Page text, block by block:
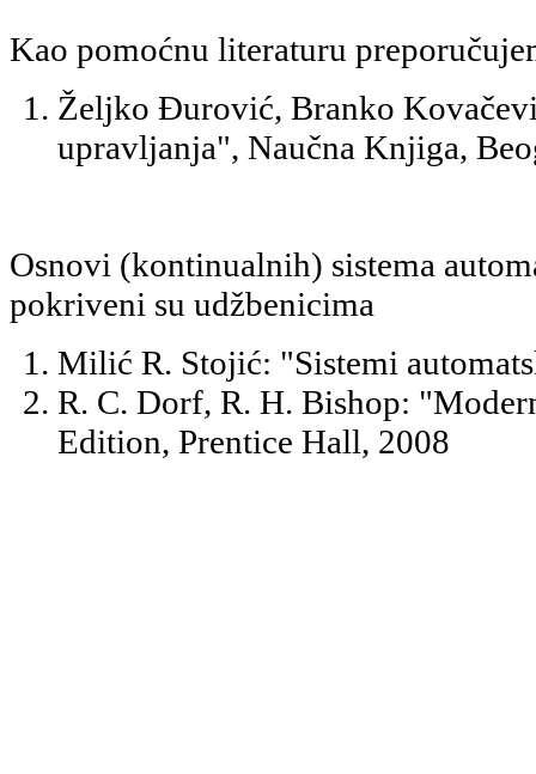
Kao pomoćnu literaturu
Željko Đurović, Branko
upravljanja", Naučna Knjiga,
Osnovi (kontinualnih) sistema
pokriveni su udžbenicima
Milić R. Stojić: "Sistemi
R. C. Dorf, R. H. Bishop:
Edition, Prentice Hall, 2008